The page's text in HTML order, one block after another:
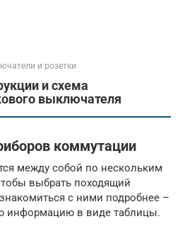
и розетки
и схема
выключателя
коммутации
между собой по нескольким
выбрать походящий
с ними подробнее –
информацию в виде таблицы.